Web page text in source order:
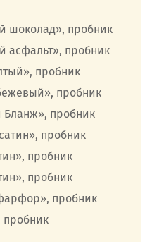
шоколад», пробник
асфальт», пробник
пробник
пробник
пробник
пробник
пробник
пробник
пробник